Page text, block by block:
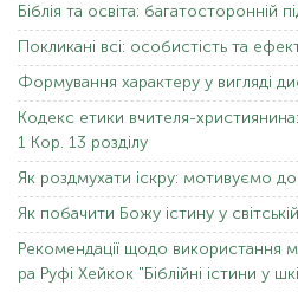
Біблія та освіта: багатосторонній
Покликані всі: особистість та
Формування характеру у вигляді
Кодекс етики вчителя-
1 Кор. 13 розділу
Як роздмухати іскру: мотивуємо
Як побачити Божу істину у
Рекомендації щодо використання
ра Руфі Хейкок "Біблійні істини у